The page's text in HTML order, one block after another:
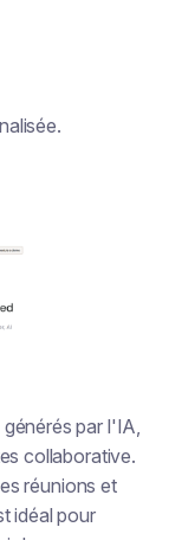
par l'IA,
collaborative.
réunions et
idéal pour